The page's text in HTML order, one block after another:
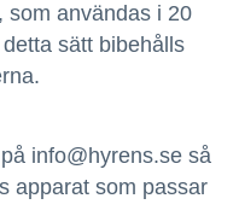
som användas i 20
sätt bibehålls
info@hyrens.se så
apparat som passar